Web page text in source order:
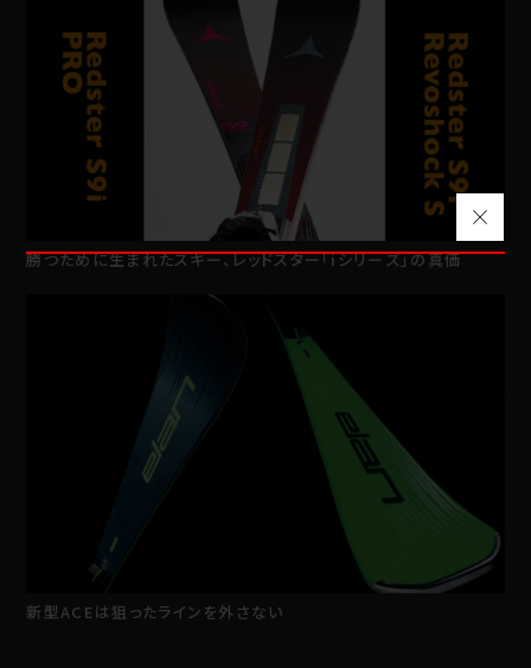
勝つために生まれたスキー、レッドスター「iシリーズ」の真価
新型ACEは狙ったラインを外さない